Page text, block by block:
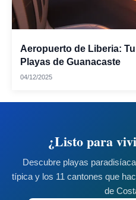
Aeropuerto de Liberia:
Playas de Guanacaste
04/12/2025
¿Listo para
Descubre playas
típica y los 11 cantones que
de